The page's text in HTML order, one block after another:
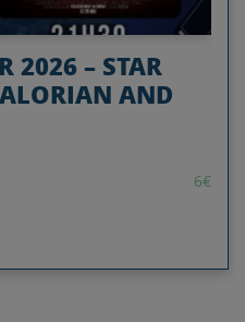
2026 – STAR
AND
6€